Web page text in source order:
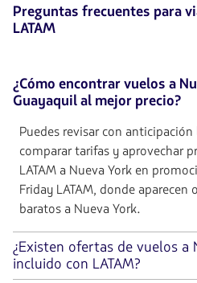
Preguntas frecuentes para
LATAM
¿Cómo encontrar vuelos a
Guayaquil al mejor precio?
Puedes revisar con
comparar tarifas y aprovechar
LATAM a Nueva York en
Friday LATAM, donde aparecen
baratos a Nueva York.
¿Existen ofertas de vuelos a
incluido con LATAM?